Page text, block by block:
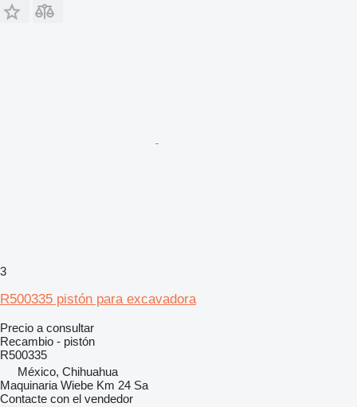
3
R500335 pistón para excavadora
Precio a consultar
Recambio - pistón
R500335
México, Chihuahua
Maquinaria Wiebe Km 24 Sa
Contacte con el vendedor